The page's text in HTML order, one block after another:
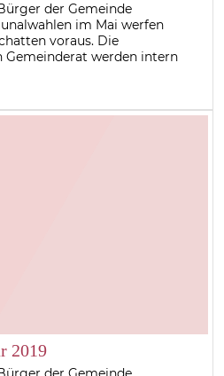
der Gemeinde
im Mai werfen
voraus. Die
Gemeinderat werden intern
2019